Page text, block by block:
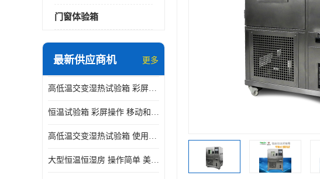
门窗体验箱
最新供应商机 更多
高低温交变湿热试验箱 彩屏操作 移动和放置方便
恒温试验箱 彩屏操作 移动和放置方便
高低温交变湿热试验箱 使用寿命长 优良外油漆
大型恒温恒湿房 操作简单 美观实用 清洁更方便